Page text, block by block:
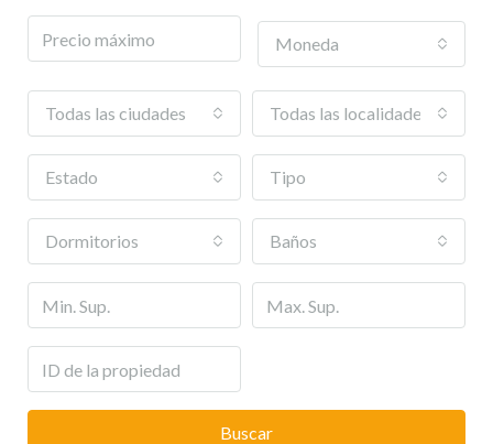
Moneda
Todas las ciudades Todas las localidades o
Estado Tipo
Dormitorios Baños
Buscar